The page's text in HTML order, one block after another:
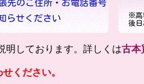
明しております。詳しくは古本
ください。